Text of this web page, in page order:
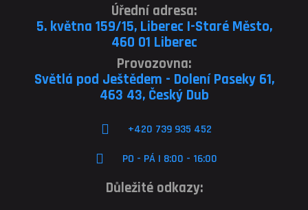
Úřední adresa:
5. května 159/15, Liberec I-Staré Město,
460 01 Liberec
Provozovna:
Světlá pod Ještědem - Dolení Paseky 61,
463 43, Český Dub
+420 739 935 452
PO - PÁ | 8:00 - 16:00
Důležité odkazy: